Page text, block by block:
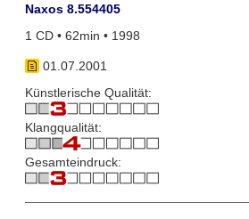
Naxos 8.554405
1 CD • 62min • 1998
01.07.2001
Künstlerische Qualität:
Klangqualität:
Gesamteindruck: